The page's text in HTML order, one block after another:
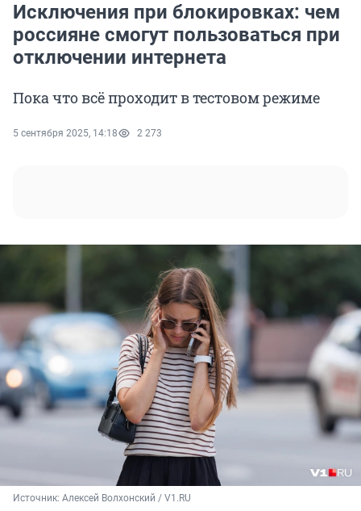
Исключения при блокировках: чем
россияне смогут пользоваться при
отключении интернета
Пока что всё проходит в тестовом режиме
5 сентября 2025, 14:18 2 273
Источник: Алексей Волхонский / V1.RU